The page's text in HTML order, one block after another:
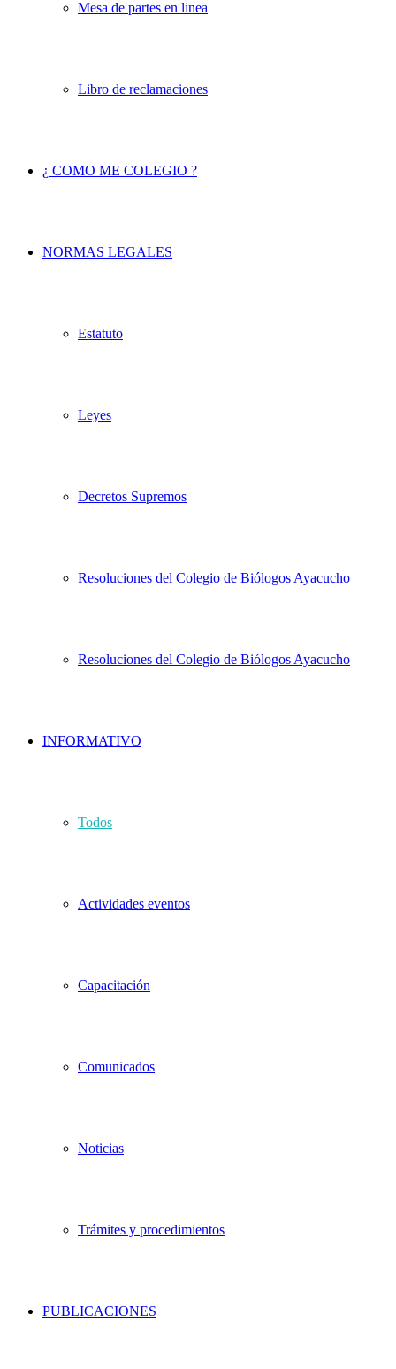
Mesa de partes en linea
Libro de reclamaciones
¿ COMO ME COLEGIO ?
NORMAS LEGALES
Estatuto
Leyes
Decretos Supremos
Resoluciones del Colegio de Biólogos Ayacucho
Resoluciones del Colegio de Biólogos Ayacucho
INFORMATIVO
Todos
Actividades eventos
Capacitación
Comunicados
Noticias
Trámites y procedimientos
PUBLICACIONES